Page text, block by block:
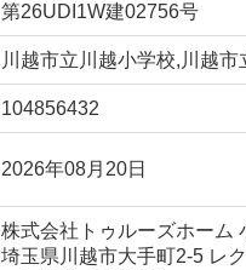
第26UDI1W建02756号
川越市立川越小学校,川越市
104856432
2026年08月20日
株式会社トゥルーズホーム
埼玉県川越市大手町2-5 レ